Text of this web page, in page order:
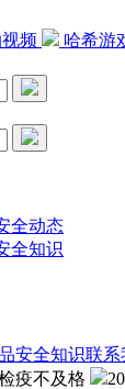
频 哈希游
全动态
全知识
安全知识联系
疫不及格